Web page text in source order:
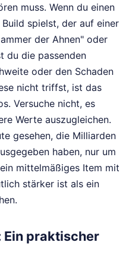
muss. Wenn du einen
spielst, der auf einer
der Ahnen" oder
du die passenden
oder den Schaden
nicht triffst, ist das
Versuche nicht, es
Werte auszugleichen.
gesehen, die Milliarden
haben, nur um
mittelmäßiges Item mit
stärker ist als ein
Ein praktischer